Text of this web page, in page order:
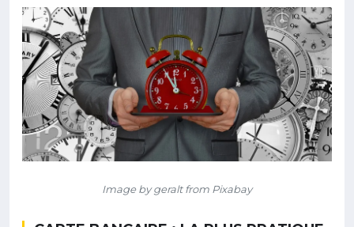
Image by geralt from Pixabay